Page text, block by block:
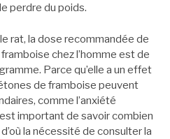
perdre du poids.
rat, la dose recommandée de
chez l’homme est de
Parce qu’elle a un effet
de framboise peuvent
comme l’anxiété
important de savoir combien
la nécessité de consulter la